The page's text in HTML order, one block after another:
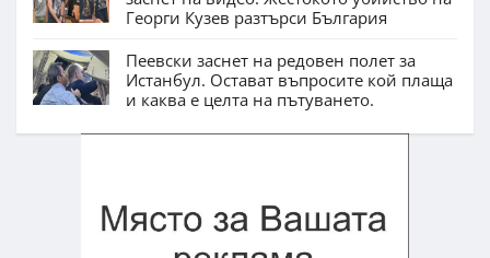
Георги Кузев разтърси България
Пеевски заснет на редовен полет за
Истанбул. Остават въпросите кой плаща
и каква е целта на пътуването.